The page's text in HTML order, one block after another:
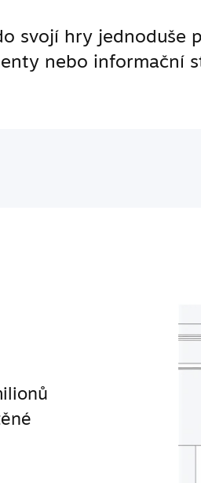
svojí hry jednoduše
nebo informační